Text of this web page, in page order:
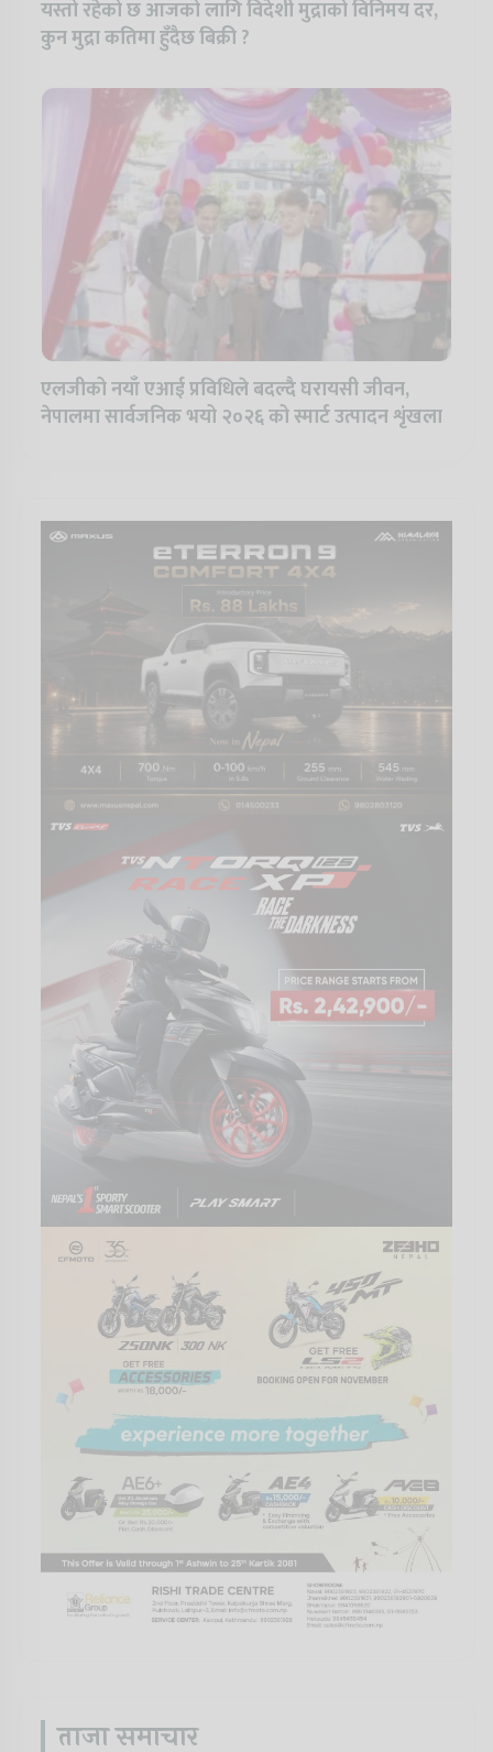
यस्तो रहेको छ आजको लागि विदेशी मुद्राको विनिमय दर,
कुन मुद्रा कतिमा हुँदैछ बिक्री ?
एलजीको नयाँ एआई प्रविधिले बदल्दै घरायसी जीवन,
नेपालमा सार्वजनिक भयो २०२६ को स्मार्ट उत्पादन शृंखला
ताजा समाचार